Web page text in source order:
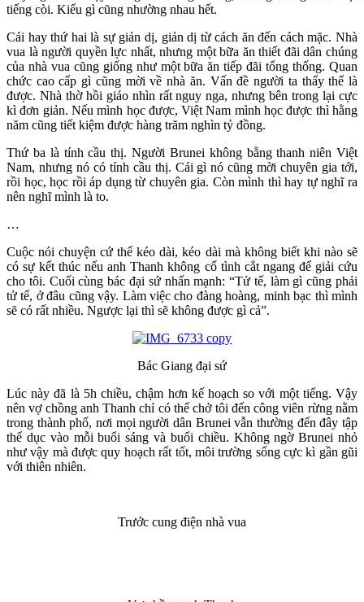
tiếng còi. Kiểu gì cũng nhường nhau hết.
Cái hay thứ hai là sự giản dị, giản dị từ cách ăn đến cách mặc. Nhà
vua là người quyền lực nhất, nhưng một bữa ăn thiết đãi dân chúng
của nhà vua cũng giống như một bữa ăn tiếp đãi tổng thống. Quan
chức cao cấp gì cũng mời về nhà ăn. Vấn đề người ta thấy thế là
được. Nhà thờ hồi giáo nhìn rất nguy nga, nhưng bên trong lại cực
kì đơn giản. Nếu mình học được, Việt Nam mình học được thì hằng
năm cũng tiết kiệm được hàng trăm nghìn tỷ đồng.
Thứ ba là tính cầu thị. Người Brunei không bằng thanh niên Việt
Nam, nhưng nó có tính cầu thị. Cái gì nó cũng mời chuyên gia tới,
rồi học, học rồi áp dụng từ chuyên gia. Còn mình thì hay tự nghĩ ra
nên nghĩ mình là to.
…
Cuộc nói chuyện cứ thế kéo dài, kéo dài mà không biết khi nào sẽ
có sự kết thúc nếu anh Thanh không cố tình cắt ngang để giải cứu
cho tôi. Cuối cùng bác đại sứ nhấn mạnh: “Tử tế, làm gì cũng phải
tử tế, ở đâu cũng vậy. Làm việc cho đàng hoàng, minh bạc thì mình
sẽ có rất nhiều. Ngược lại thì sẽ không được gì cả”.
Bác Giang đại sứ
Lúc này đã là 5h chiều, chậm hơn kế hoạch so với một tiếng. Vậy
nên vợ chồng anh Thanh chỉ có thể chở tôi đến công viên rừng nằm
trong thành phố, nơi mọi người dân Brunei vẫn thường đến đây tập
thể dục vào mỗi buổi sáng và buổi chiều. Không ngờ Brunei nhỏ
như vậy mà được quy hoạch rất tốt, môi trường sống cực kì gần gũi
với thiên nhiên.
Trước cung điện nhà vua